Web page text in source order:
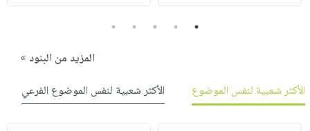
1
2
3
4
5
المزيد من البنود »
الأكثر شعبية لنفس الموضوع
الأكثر شعبية لنفس الموضوع الفرعي